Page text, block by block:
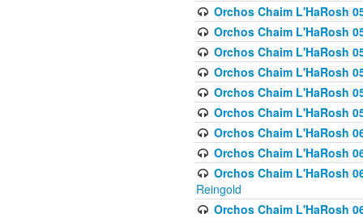
Orchos Chaim L'HaRosh
Orchos Chaim L'HaRosh
Orchos Chaim L'HaRosh
Orchos Chaim L'HaRosh
Orchos Chaim L'HaRosh
Orchos Chaim L'HaRosh
Orchos Chaim L'HaRosh
Orchos Chaim L'HaRosh
Orchos Chaim L'HaRosh
Reingold
Orchos Chaim L'HaRosh